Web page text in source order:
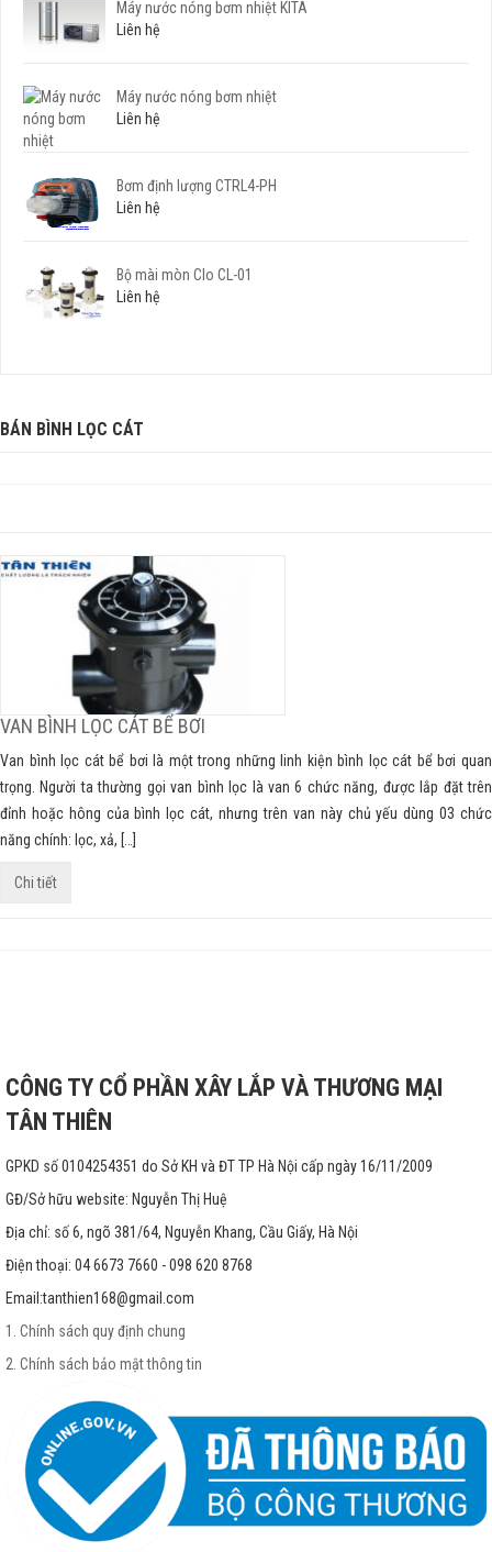
Máy nước nóng bơm nhiệt KITA
Liên hệ
Máy nước nóng bơm nhiệt
Liên hệ
Bơm định lượng CTRL4-PH
Liên hệ
Bộ mài mòn Clo CL-01
Liên hệ
BÁN BÌNH LỌC CÁT
VAN BÌNH LỌC CÁT BỂ BƠI
Van bình lọc cát bể bơi là một trong những linh kiện bình lọc cát bể bơi quan
trọng. Người ta thường gọi van bình lọc là van 6 chức năng, được lắp đặt trên
đỉnh hoặc hông của bình lọc cát, nhưng trên van này chủ yếu dùng 03 chức
năng chính: lọc, xả, […]
Chi tiết
CÔNG TY CỔ PHẦN XÂY LẮP VÀ THƯƠNG MẠI
TÂN THIÊN
GPKD số 0104254351 do Sở KH và ĐT TP Hà Nội cấp ngày 16/11/2009
GĐ/Sở hữu website: Nguyễn Thị Huệ
Địa chỉ: số 6, ngõ 381/64, Nguyễn Khang, Cầu Giấy, Hà Nội
Điện thoại: 04 6673 7660 - 098 620 8768
Email:tanthien168@gmail.com
1. Chính sách quy định chung
2. Chính sách bảo mật thông tin